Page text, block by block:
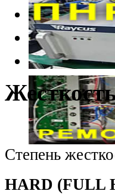
Степень
HARD (FULL